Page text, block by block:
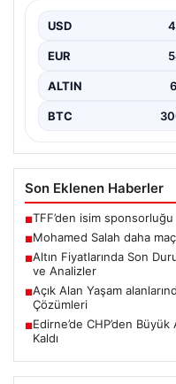
USD
EUR
ALTIN
BTC
Son Eklenen Haberler
■TFF’den isim
■Mohamed Salah daha
■Altın Fiyatlarında Son
ve Analizler
■Açık Alan Yaşam
Çözümleri
■Edirne’de CHP’den
Kaldı